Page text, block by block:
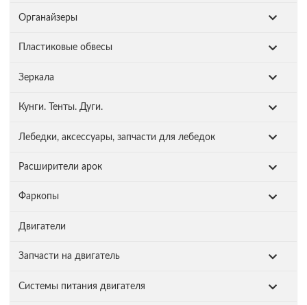
Органайзеры
Пластиковые обвесы
Зеркала
Кунги. Тенты. Дуги.
Лебедки, аксессуары, запчасти для лебедок
Расширители арок
Фаркопы
Двигатели
Запчасти на двигатель
Системы питания двигателя